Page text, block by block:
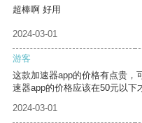
超棒啊 好用
2024-03-01
游客
这款加速器app的价格有点贵，
速器app的价格应该在50元以下
2024-03-01